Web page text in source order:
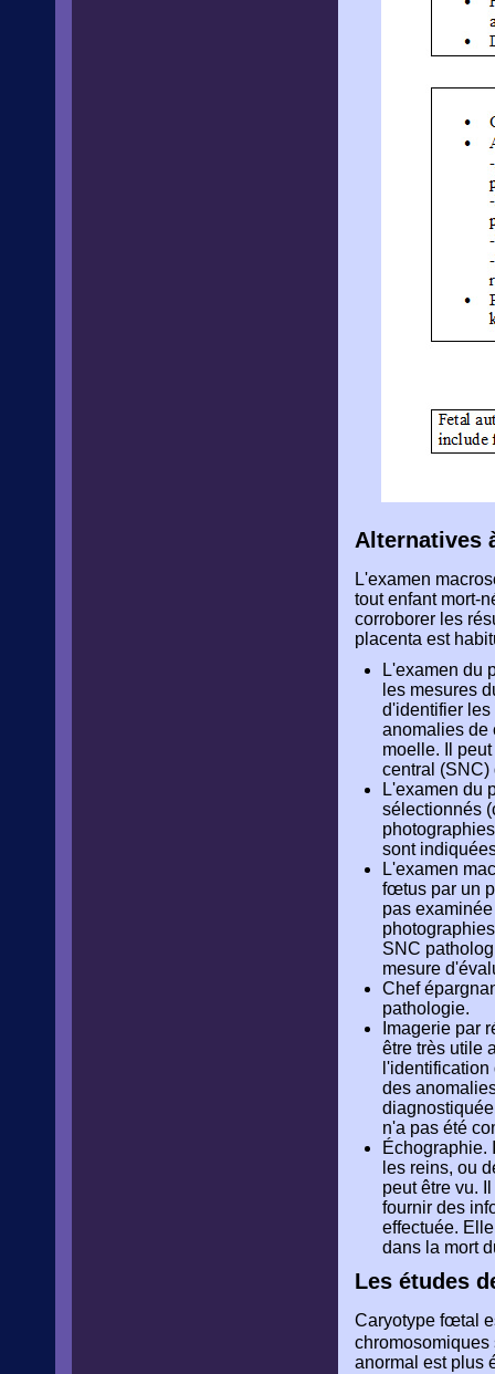
Alternatives
L'examen
tout enfant mort-
corroborer les
placenta est
L'examen du
les mesures
d'identifier les
anomalies de
moelle. Il
central (SNC)
L'examen du
sélectionnés
sont
L'examen
fœtus par un
pas
SNC
mesure
Chef
pathologie.
Imagerie par
être très utile
des
n'a pas été
Échographie.
les reins, ou
peut être vu.
fournir des
effectuée.
dans la mort
Les études
Caryotype fœtal
anormal est plus